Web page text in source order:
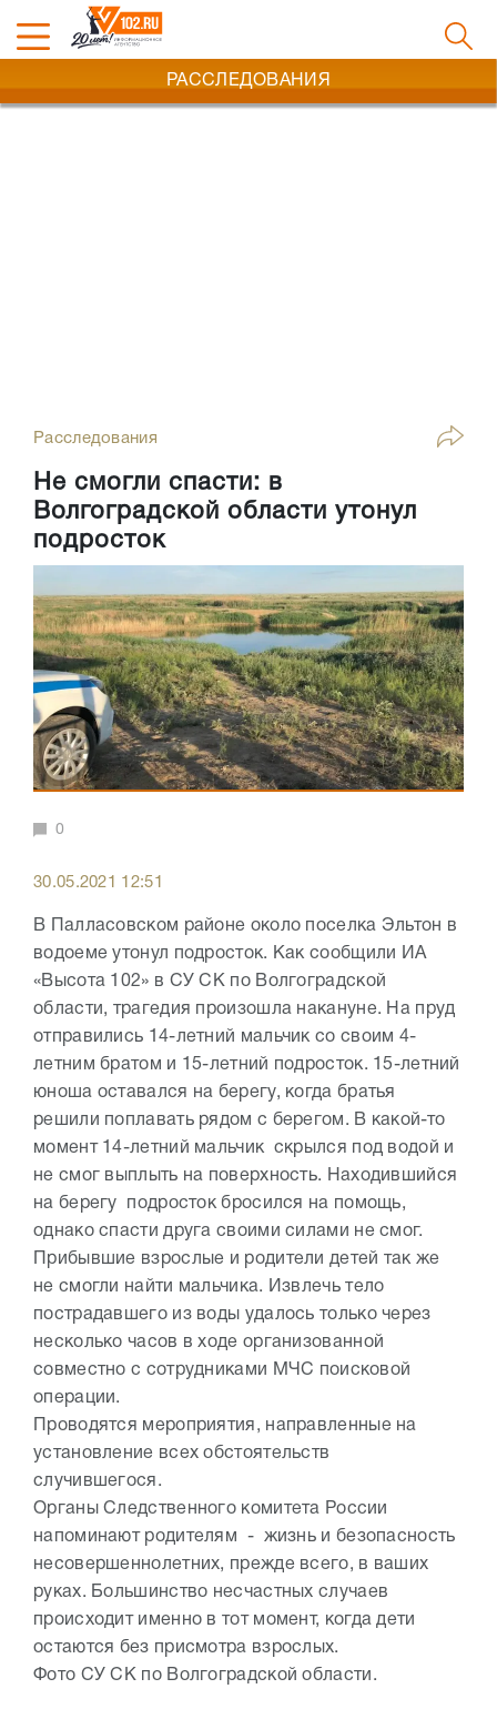
РАССЛЕДОВАНИЯ
Расследования
Не смогли спасти: в
Волгоградской области утонул
подросток
0
30.05.2021 12:51
В Палласовском районе около поселка Эльтон в
водоеме утонул подросток. Как сообщили ИА
«Высота 102» в СУ СК по Волгоградской
области, трагедия произошла накануне. На пруд
отправились 14-летний мальчик со своим 4-
летним братом и 15-летний подросток. 15-летний
юноша оставался на берегу, когда братья
решили поплавать рядом с берегом. В какой-то
момент 14-летний мальчик скрылся под водой и
не смог выплыть на поверхность. Находившийся
на берегу подросток бросился на помощь,
однако спасти друга своими силами не смог.
Прибывшие взрослые и родители детей так же
не смогли найти мальчика. Извлечь тело
пострадавшего из воды удалось только через
несколько часов в ходе организованной
совместно с сотрудниками МЧС поисковой
операции.
Проводятся мероприятия, направленные на
установление всех обстоятельств
случившегося.
Органы Следственного комитета России
напоминают родителям - жизнь и безопасность
несовершеннолетних, прежде всего, в ваших
руках. Большинство несчастных случаев
происходит именно в тот момент, когда дети
остаются без присмотра взрослых.
Фото СУ СК по Волгоградской области.